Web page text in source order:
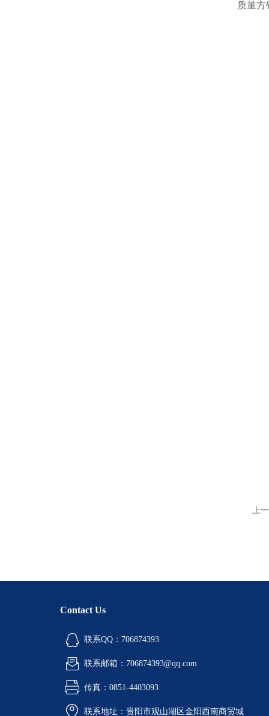
质量
上
Contact Us
联系QQ：706874393
联系邮箱：706874393@qq.com
传真：0851-4403093
联系地址：贵阳市观山湖区金阳西南商贸城